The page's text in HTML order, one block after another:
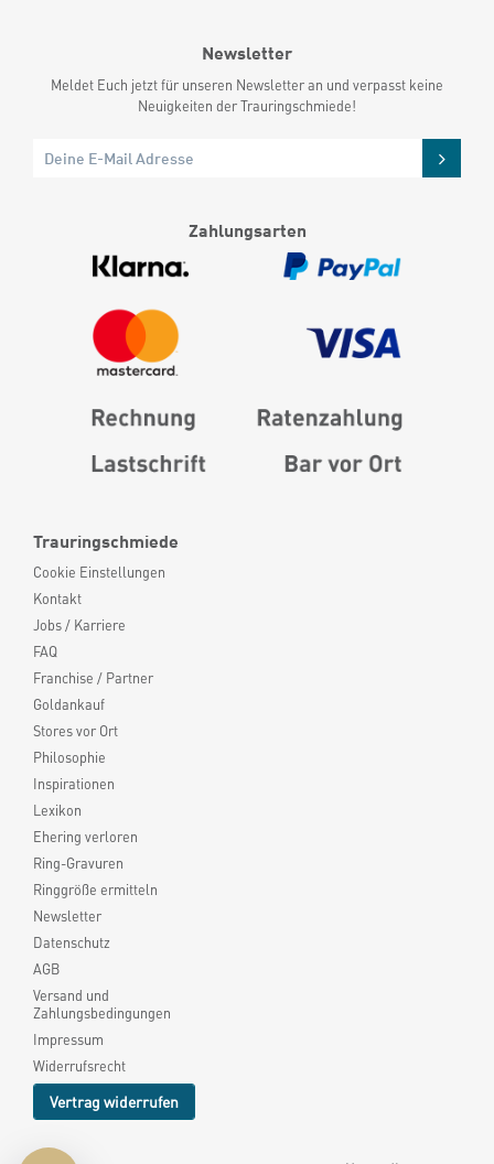
Trauringschmiede
Cookie Einstellungen
Kontakt
Jobs / Karriere
FAQ
Franchise / Partner
Goldankauf
Stores vor Ort
Philosophie
Inspirationen
Lexikon
Ehering verloren
Ring-Gravuren
Ringgröße ermitteln
Newsletter
Datenschutz
AGB
Versand und
Zahlungsbedingungen
Impressum
Widerrufsrecht
Vertrag widerrufen
Newsletter
Meldet Euch jetzt für unseren Newsletter an und verpasst keine
Neuigkeiten der Trauringschmiede!
Zahlungsarten